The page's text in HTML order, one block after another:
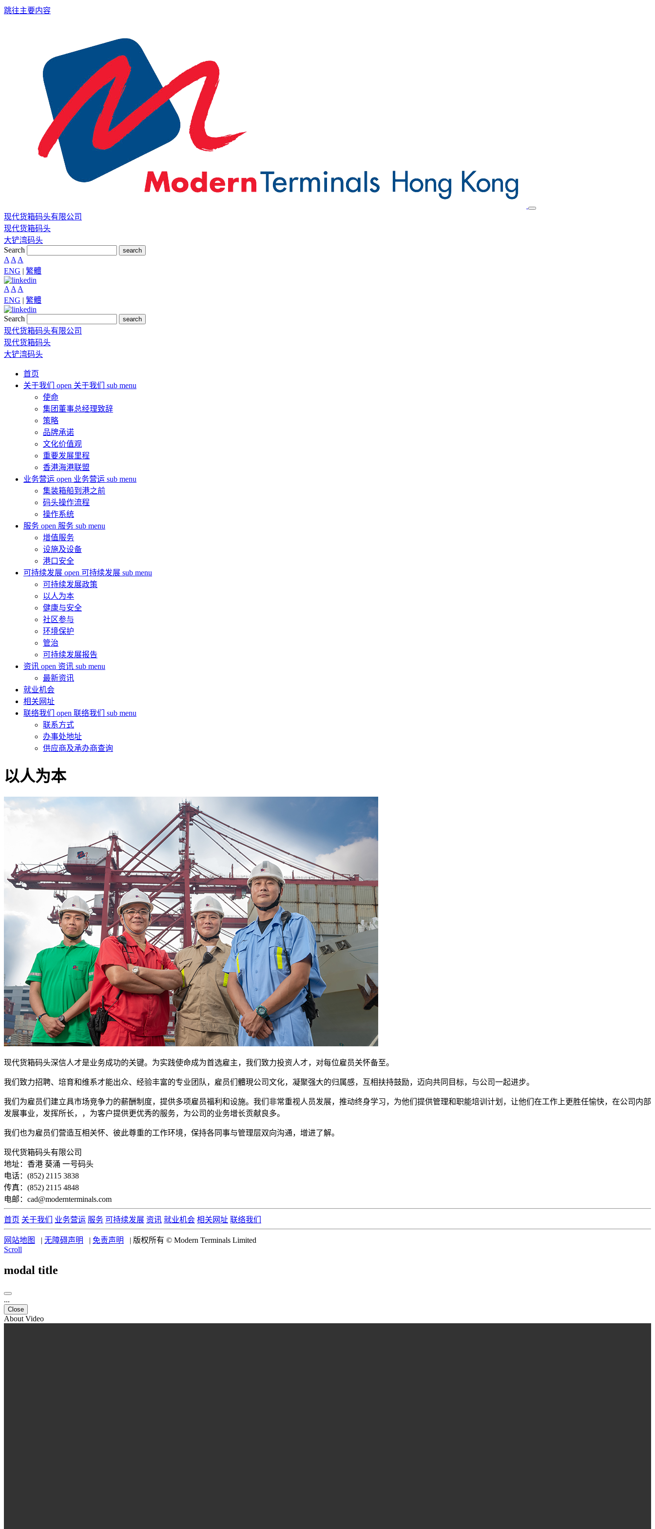
跳往主要内容
现代货箱码头有限公司
现代货箱码头
大铲湾码头
Search
search
A A A
ENG | 繁體
A A A
ENG | 繁體
Search search
现代货箱码头有限公司
现代货箱码头
大铲湾码头
首页
关于我们 open 关于我们 sub menu
使命
集团董事总经理致辞
策略
品牌承诺
文化价值观
重要发展里程
香港海港联盟
业务营运 open 业务营运 sub menu
集装箱船到港之前
码头操作流程
操作系统
服务 open 服务 sub menu
增值服务
设施及设备
港口安全
可持续发展 open 可持续发展 sub menu
可持续发展政策
以人为本
健康与安全
社区参与
环境保护
管治
可持续发展报告
资讯 open 资讯 sub menu
最新资讯
就业机会
相关网址
联络我们 open 联络我们 sub menu
联系方式
办事处地址
供应商及承办商查询
以人为本
现代货箱码头深信人才是业务成功的关键。为实践使命成为首选雇主，我们致力投资人才，对每位雇员关怀备至。
我们致力招聘、培育和维系才能出众、经验丰富的专业团队，雇员们體現公司文化，凝聚强大的归属感，互相扶持鼓励，迈向共同目标，与公司一起进步。
我们为雇员们建立具市场竞争力的薪酬制度，提供多项雇员福利和设施。我们非常重视人员发展，推动终身学习，为他们提供管理和职能培训计划，让他们在工作上更胜任愉快，在公司内部
发展事业，发挥所长，，为客户提供更优秀的服务，为公司的业务增长贡献良多。
我们也为雇员们营造互相关怀、彼此尊重的工作环境，保持各同事与管理层双向沟通，增进了解。
现代货箱码头有限公司
地址：香港 葵涌 一号码头
电话：(852) 2115 3838
传真：(852) 2115 4848
电邮：cad@modernterminals.com
首页 关于我们 业务营运 服务 可持续发展 资讯 就业机会 相关网址 联络我们
网站地图 | 无障碍声明 | 免责声明 | 版权所有 © Modern Terminals Limited
Scroll
modal title
...
Close
About Video